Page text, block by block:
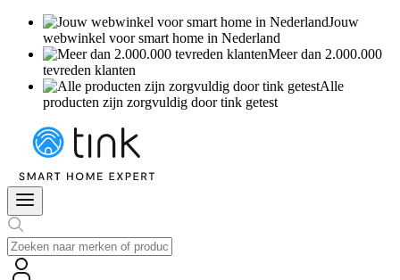
Jouw
webwinkel voor smart home in Nederland
Meer dan 2.000.000
tevreden klanten
Alle
producten zijn zorgvuldig door tink getest